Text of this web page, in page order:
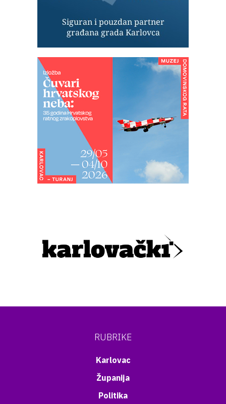
RUBRIKE
Karlovac
Županija
Politika